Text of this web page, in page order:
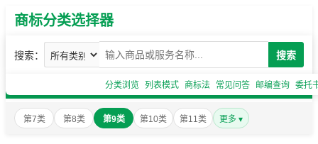
商标分类选择器
搜索： 搜索
分类浏览 列表模式 商标法 常见问答 邮编查询 委托
第7类 第8类 第9类 第10类 第11类 更多 ▾